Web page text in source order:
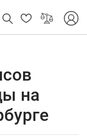
на